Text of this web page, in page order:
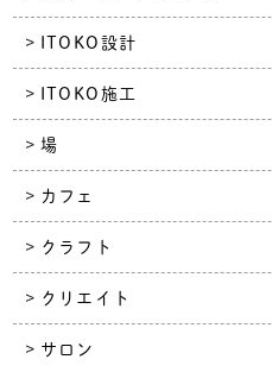
ITOKO設計
ITOKO施工
場
カフェ
クラフト
クリエイト
サロン